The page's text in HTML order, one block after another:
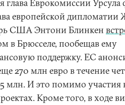
глава Еврокомиссии Урсула
европейской дипломатии
США Энтони Блинкен
в Брюсселе, пообещав ему
поддержку. ЕС
270 млн евро в течение
И это помимо участия
Кроме того, в ходе